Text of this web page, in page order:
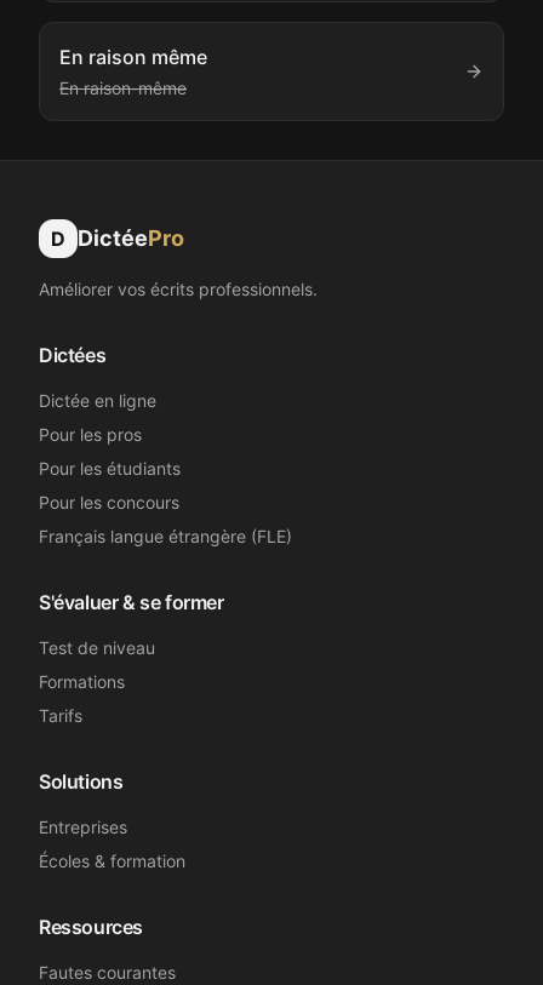
En raison même
En raison-même
D DictéePro
Améliorer vos écrits professionnels.
Dictées
Dictée en ligne
Pour les pros
Pour les étudiants
Pour les concours
Français langue étrangère (FLE)
S'évaluer & se former
Test de niveau
Formations
Tarifs
Solutions
Entreprises
Écoles & formation
Ressources
Fautes courantes